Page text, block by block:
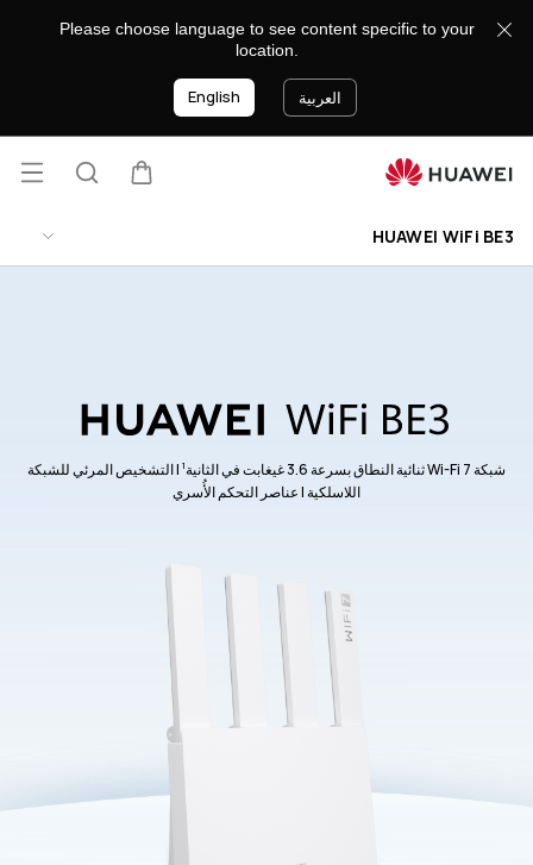
WiFi
Please choose language to see content specific to your
location.
العربية English
فتح
HUAWEI WiFi BE3
شبكة Wi-Fi 7 ثنائية النطاق بسرعة 3.6 غيغابت في الثانية 1 | التشخيص المرئي للشبكة
اللاسلكية | عناصر التحكم الأُسري